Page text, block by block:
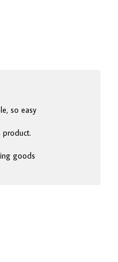
so easy
product.
goods